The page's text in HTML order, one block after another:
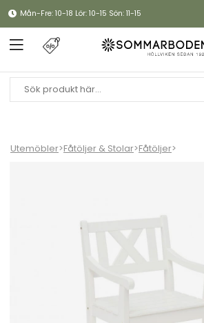
Mån-Fre: 10-18 Lör: 10-15 Sön: 11-15
Utemöbler>Fåtöljer & Stolar>Fåtöljer>